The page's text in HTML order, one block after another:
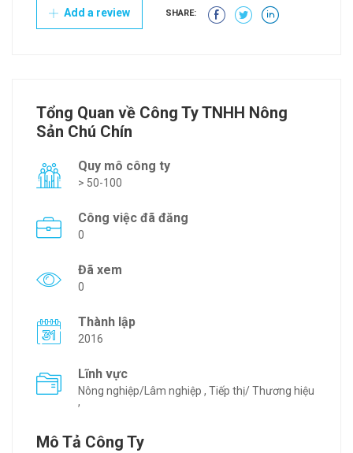
Add a review SHARE:
Tổng Quan về Công Ty TNHH Nông
Sản Chú Chín
Quy mô công ty
> 50-100
Công việc đã đăng
0
Đã xem
0
Thành lập
2016
Lĩnh vực
Nông nghiệp/Lâm nghiệp , Tiếp thị/ Thương hiệu
,
Mô Tả Công Ty